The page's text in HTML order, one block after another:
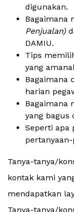
digunakan.
Bagaimana
Penjualan)
DAMIU.
Tips
yang
Bagaimana
harian
Bagaimana
yang bagus
Seperti apa
Tanya-tanya/
kontak kami
mendapatkan
Tanya-tanya/